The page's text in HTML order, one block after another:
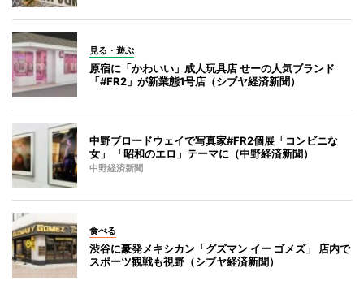
見る・遊ぶ
原宿に「かわいい」成人玩具店 せーの人気ブランド
「#FR2」が新業態1号店（シブヤ経済新聞）
中野ブロードウェイで写真家#FR2個展「コンビニな
女」 「昭和のエロ」テーマに（中野経済新聞）
中野経済新聞
食べる
渋谷に豪発メキシカン「グズマン イー ゴメズ」 店内で
スポーツ観戦も視野（シブヤ経済新聞）